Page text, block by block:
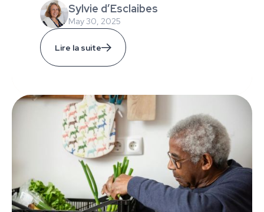
Sylvie d’Esclaibes
May 30, 2025
Lire la suite